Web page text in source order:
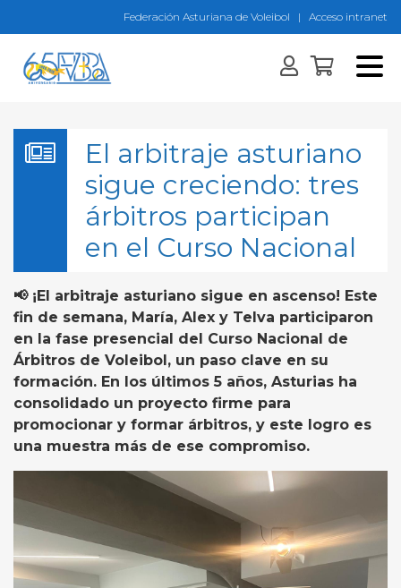
Federación Asturiana de Voleibol | Acceso intranet
El arbitraje asturiano
sigue creciendo: tres
árbitros participan
en el Curso Nacional
📢 ¡El arbitraje asturiano sigue en ascenso! Este
fin de semana, María, Alex y Telva participaron
en la fase presencial del Curso Nacional de
Árbitros de Voleibol, un paso clave en su
formación. En los últimos 5 años, Asturias ha
consolidado un proyecto firme para
promocionar y formar árbitros, y este logro es
una muestra más de ese compromiso.